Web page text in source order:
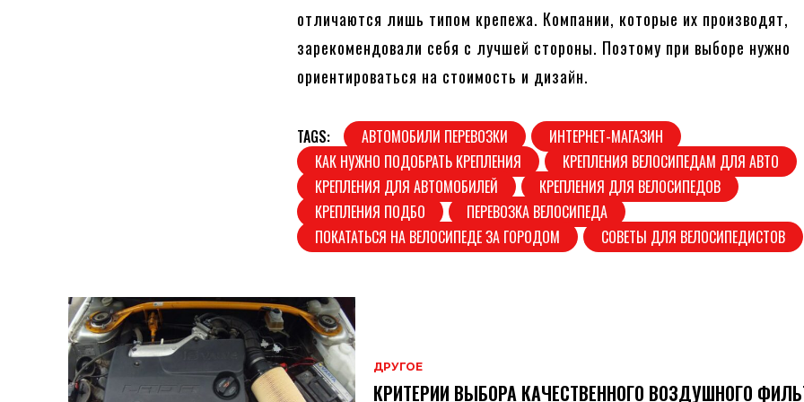
отличаются лишь типом крепежа. Компании, которые их производят,
зарекомендовали себя с лучшей стороны. Поэтому при выборе нужно
ориентироваться на стоимость и дизайн.
TAGS: АВТОМОБИЛИ ПЕРЕВОЗКИ
ИНТЕРНЕТ-МАГАЗИН
КАК НУЖНО ПОДОБРАТЬ КРЕПЛЕНИЯ
КРЕПЛЕНИЯ ВЕЛОСИПЕДАМ ДЛЯ АВТО
КРЕПЛЕНИЯ ДЛЯ АВТОМОБИЛЕЙ
КРЕПЛЕНИЯ ДЛЯ ВЕЛОСИПЕДОВ
КРЕПЛЕНИЯ ПОДБО
ПЕРЕВОЗКА ВЕЛОСИПЕДА
ПОКАТАТЬСЯ НА ВЕЛОСИПЕДЕ ЗА ГОРОДОМ
СОВЕТЫ ДЛЯ ВЕЛОСИПЕДИСТОВ
ДРУГОЕ
КРИТЕРИИ ВЫБОРА КАЧЕСТВЕННОГО ВОЗДУШНОГО